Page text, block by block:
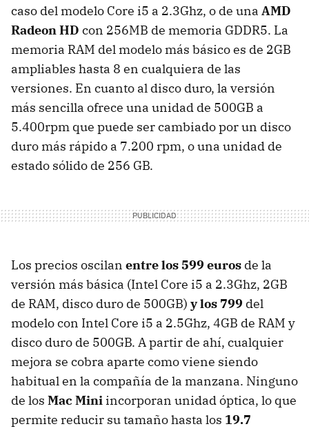
caso del modelo Core i5 a 2.3Ghz, o de una AMD
Radeon HD con 256MB de memoria GDDR5. La
memoria RAM del modelo más básico es de 2GB
ampliables hasta 8 en cualquiera de las
versiones. En cuanto al disco duro, la versión
más sencilla ofrece una unidad de 500GB a
5.400rpm que puede ser cambiado por un disco
duro más rápido a 7.200 rpm, o una unidad de
estado sólido de 256 GB.
Los precios oscilan entre los 599 euros de la
versión más básica (Intel Core i5 a 2.3Ghz, 2GB
de RAM, disco duro de 500GB) y los 799 del
modelo con Intel Core i5 a 2.5Ghz, 4GB de RAM y
disco duro de 500GB. A partir de ahí, cualquier
mejora se cobra aparte como viene siendo
habitual en la compañía de la manzana. Ninguno
de los Mac Mini incorporan unidad óptica, lo que
permite reducir su tamaño hasta los 19.7